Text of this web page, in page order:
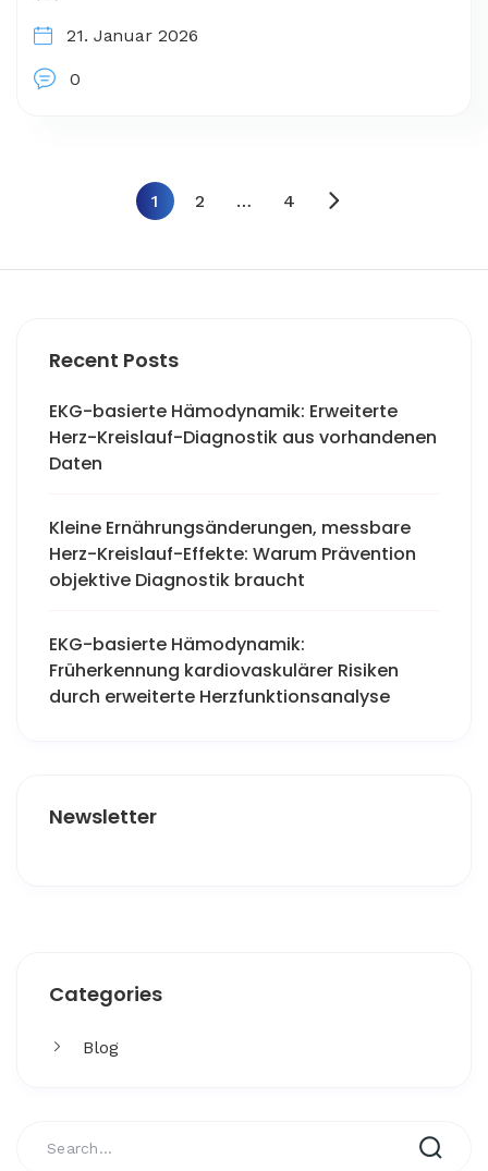
Recent Posts
EKG-basierte Hämodynamik: Erweiterte
Herz-Kreislauf-Diagnostik aus vorhandenen
Daten
Kleine Ernährungsänderungen, messbare
Herz-Kreislauf-Effekte: Warum Prävention
objektive Diagnostik braucht
EKG-basierte Hämodynamik:
Früherkennung kardiovaskulärer Risiken
durch erweiterte Herzfunktionsanalyse
Newsletter
Facing challenges in thework processes is very
Categories
Blog
21. Januar 2026
0
1 2 … 4